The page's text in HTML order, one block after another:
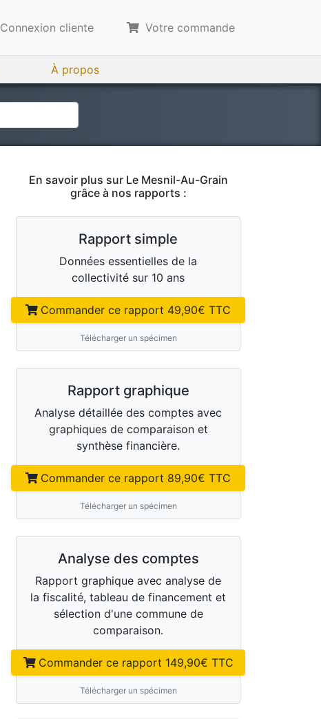
Connexion cliente Votre commande
À propos
En savoir plus sur Le Mesnil-Au-Grain
grâce à nos rapports :
Rapport simple
Données essentielles de la
collectivité sur 10 ans
Commander ce rapport 49,90€ TTC
Télécharger un spécimen
Rapport graphique
Analyse détaillée des comptes avec
graphiques de comparaison et
synthèse financière.
Commander ce rapport 89,90€ TTC
Télécharger un spécimen
Analyse des comptes
Rapport graphique avec analyse de
la fiscalité, tableau de financement et
sélection d'une commune de
comparaison.
Commander ce rapport 149,90€ TTC
Télécharger un spécimen